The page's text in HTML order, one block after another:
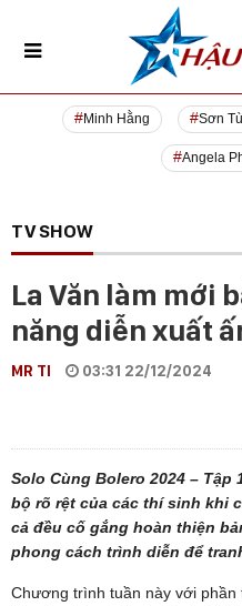
Minh Hằng Sơn
Angela
TV SHOW
La Văn làm mới
năng diễn xuất
MR TI 03:31 22/12/2024
Solo Cùng Bolero 2024 –
bộ rõ rệt của các thí sinh khi
cả đều cố gắng hoàn thiện
phong cách trình diễn để
Chương trình tuần này với phần